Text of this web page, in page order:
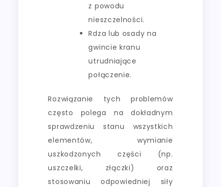
z powodu
nieszczelności.
Rdza lub osady na
gwincie kranu
utrudniające
połączenie.
Rozwiązanie tych problemów
często polega na dokładnym
sprawdzeniu stanu wszystkich
elementów, wymianie
uszkodzonych części (np.
uszczelki, złączki) oraz
stosowaniu odpowiedniej siły